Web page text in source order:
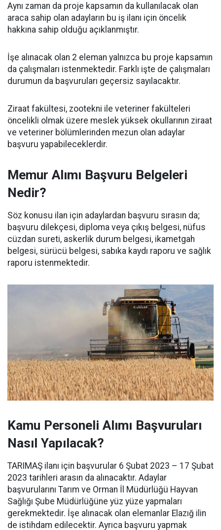
Aynı zaman da proje kapsamın da kullanılacak olan
araca sahip olan adayların bu iş ilanı için öncelik
hakkına sahip olduğu açıklanmıştır.
İşe alınacak olan 2 eleman yalnızca bu proje kapsamın
da çalışmaları istenmektedir. Farklı işte de çalışmaları
durumun da başvuruları geçersiz sayılacaktır.
Ziraat fakültesi, zootekni ile veteriner fakülteleri
öncelikli olmak üzere meslek yüksek okullarının ziraat
ve veteriner bölümlerinden mezun olan adaylar
başvuru yapabileceklerdir.
Memur Alımı Başvuru Belgeleri
Nedir?
Söz konusu ilan için adaylardan başvuru sırasın da;
başvuru dilekçesi, diploma veya çıkış belgesi, nüfus
cüzdan sureti, askerlik durum belgesi, ikametgah
belgesi, sürücü belgesi, sabıka kaydı raporu ve sağlık
raporu istenmektedir.
Kamu Personeli Alımı Başvuruları
Nasıl Yapılacak?
TARIMAŞ ilanı için başvurular 6 Şubat 2023 – 17 Şubat
2023 tarihleri arasın da alınacaktır. Adaylar
başvurularını Tarım ve Orman İl Müdürlüğü Hayvan
Sağlığı Şube Müdürlüğüne yüz yüze yapmaları
gerekmektedir. İşe alınacak olan elemanlar Elazığ ilin
de istihdam edilecektir. Ayrıca başvuru yapmak